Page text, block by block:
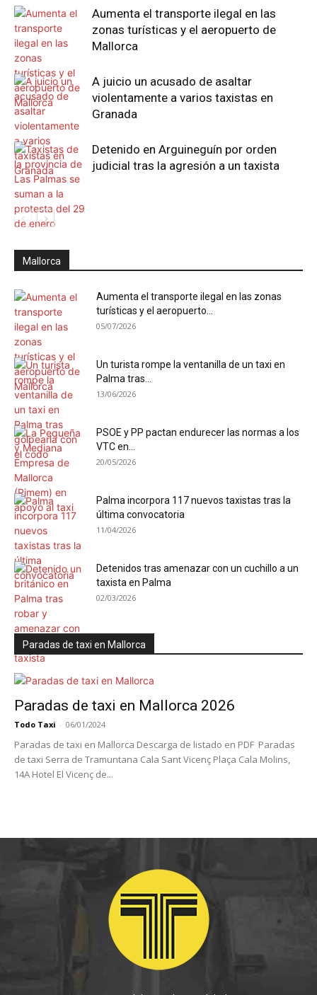
Aumenta el transporte ilegal en las
zonas turísticas y el aeropuerto de
Mallorca
A juicio un acusado de asaltar
violentamente a varios taxistas en
Granada
Detenido en Arguineguín por orden
judicial tras la agresión a un taxista
Mallorca
Aumenta el transporte ilegal en las zonas
turísticas y el aeropuerto...
05/07/2026
Un turista rompe la ventanilla de un taxi en
Palma tras...
13/06/2026
PSOE y PP pactan endurecer las normas a los
VTC en...
20/05/2026
Palma incorpora 117 nuevos taxistas tras la
última convocatoria
11/04/2026
Detenidos tras amenazar con un cuchillo a un
taxista en Palma
02/03/2026
Paradas de taxi en Mallorca
Paradas de taxi en Mallorca 2026
Todo Taxi - 06/01/2024
Paradas de taxi en Mallorca Descarga de listado en PDF Paradas
de taxi Serra de Tramuntana Cala Sant Vicenç Plaça Cala Molins,
14A Hotel El Vicenç de...